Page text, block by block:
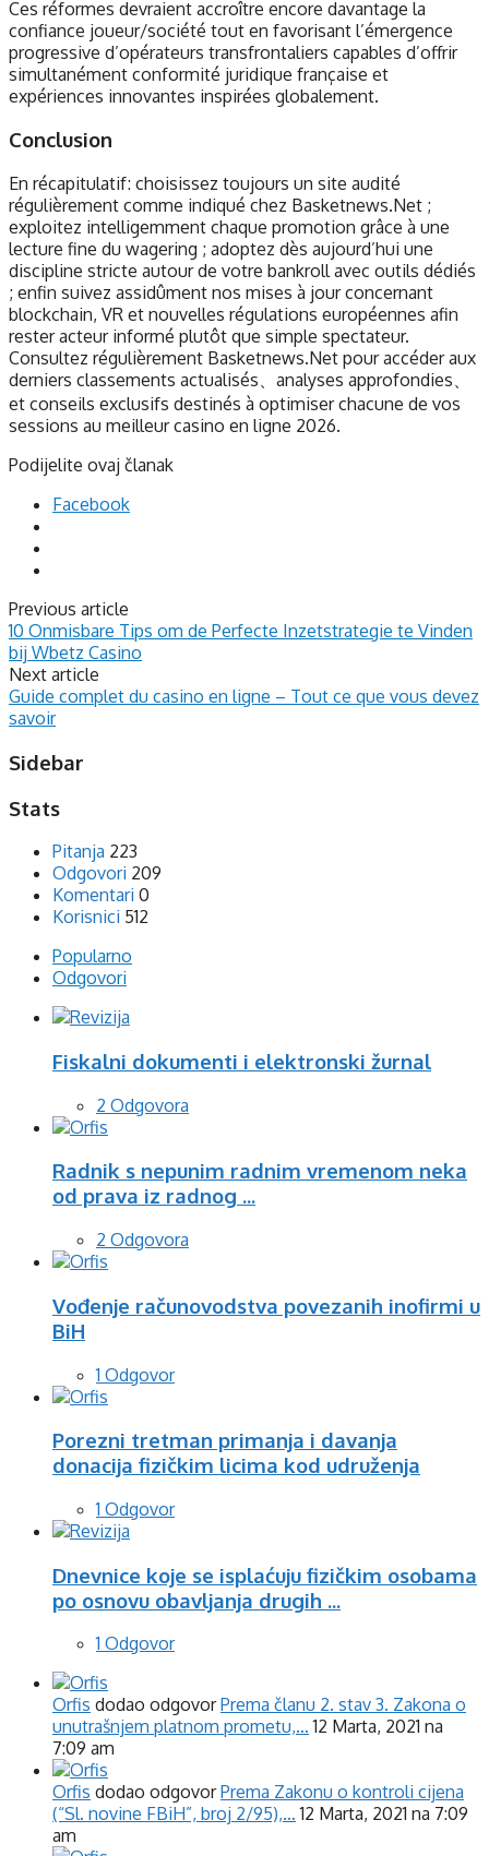
Ces réformes devraient accroître encore davantage la
confiance joueur/société tout en favorisant l’émergence
progressive d’opérateurs transfrontaliers capables d’offrir
simultanément conformité juridique française et
expériences innovantes inspirées globalement.
Conclusion
En récapitulatif : choisissez toujours un site audité
régulièrement comme indiqué chez Basketnews.Net ;
exploitez intelligemment chaque promotion grâce à une
lecture fine du wagering ; adoptez dès aujourd’hui une
discipline stricte autour de votre bankroll avec outils dédiés
; enfin suivez assidûment nos mises à jour concernant
blockchain, VR et nouvelles régulations européennes afin
rester acteur informé plutôt que simple spectateur.​
Consultez régulièrement Basketnews.Net pour accéder aux
derniers classements actualisés、analyses approfondies、
et conseils exclusifs destinés à optimiser chacune de vos
sessions au meilleur casino en ligne 2026.​
Podijelite ovaj članak
Facebook
Previous article
10 Onmisbare Tips om de Perfecte Inzetstrategie te Vinden
bij Wbetz Casino
Next article
Guide complet du casino en ligne – Tout ce que vous devez
savoir
Sidebar
Stats
Pitanja 223
Odgovori 209
Komentari 0
Korisnici 512
Popularno
Odgovori
Fiskalni dokumenti i elektronski žurnal
2 Odgovora
Radnik s nepunim radnim vremenom neka
od prava iz radnog ...
2 Odgovora
Vođenje računovodstva povezanih inofirmi u
BiH
1 Odgovor
Porezni tretman primanja i davanja
donacija fizičkim licima kod udruženja
1 Odgovor
Dnevnice koje se isplaćuju fizičkim osobama
po osnovu obavljanja drugih ...
1 Odgovor
Orfis dodao odgovorPrema članu 2. stav 3. Zakona o
unutrašnjem platnom prometu,… 12 Marta, 2021 na
7:09 am
Orfis dodao odgovorPrema Zakonu o kontroli cijena
(“Sl. novine FBiH”, broj 2/95),… 12 Marta, 2021 na 7:09
am